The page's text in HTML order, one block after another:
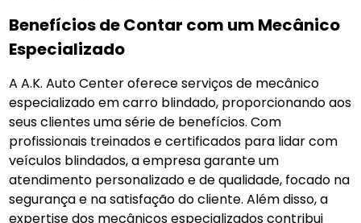
Benefícios de Contar com um Mecânico
Especializado
A A.K. Auto Center oferece serviços de mecânico
especializado em carro blindado, proporcionando aos
seus clientes uma série de benefícios. Com
profissionais treinados e certificados para lidar com
veículos blindados, a empresa garante um
atendimento personalizado e de qualidade, focado na
segurança e na satisfação do cliente. Além disso, a
expertise dos mecânicos especializados contribui